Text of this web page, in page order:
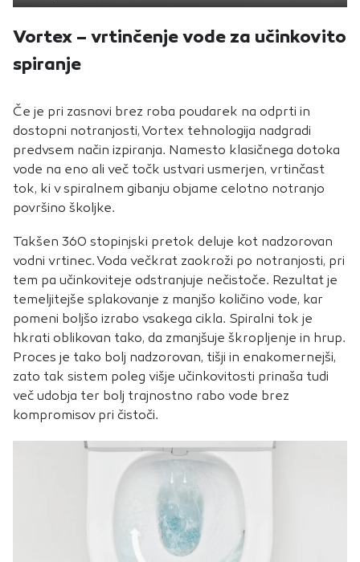
Vortex – vrtinčenje vode za učinkovito
spiranje
Če je pri zasnovi brez roba poudarek na odprti in
dostopni notranjosti, Vortex tehnologija nadgradi
predvsem način izpiranja. Namesto klasičnega dotoka
vode na eno ali več točk ustvari usmerjen, vrtinčast
tok, ki v spiralnem gibanju objame celotno notranjo
površino školjke.
Takšen 360 stopinjski pretok deluje kot nadzorovan
vodni vrtinec. Voda večkrat zaokroži po notranjosti, pri
tem pa učinkoviteje odstranjuje nečistoče. Rezultat je
temeljitejše splakovanje z manjšo količino vode, kar
pomeni boljšo izrabo vsakega cikla. Spiralni tok je
hkrati oblikovan tako, da zmanjšuje škropljenje in hrup.
Proces je tako bolj nadzorovan, tišji in enakomernejši,
zato tak sistem poleg višje učinkovitosti prinaša tudi
več udobja ter bolj trajnostno rabo vode brez
kompromisov pri čistoči.